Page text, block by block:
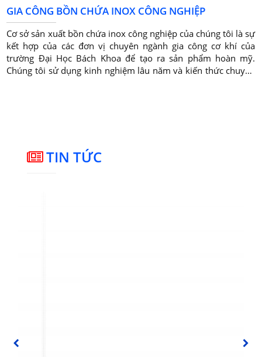
GIA CÔNG BỒN CHỨA INOX CÔNG NGHIỆP
Cơ sở sản xuất bồn chứa inox công nghiệp của chúng tôi là sự
kết hợp của các đơn vị chuyên ngành gia công cơ khí của
trường Đại Học Bách Khoa để tạo ra sản phẩm hoàn mỹ.
Chúng tôi sử dụng kinh nghiệm lâu năm và kiến thức chuyên
TIN TỨC
PREVIOUS NEXT